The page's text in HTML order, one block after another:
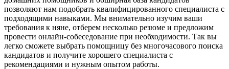
позволяют нам подобрать квалифицированного специалиста с
подходящими навыками. Мы внимательно изучим ваши
требования к няне, отберем несколько резюме и предложим
провести онлайн-собеседование при необходимости. Так вы
легко сможете выбрать помощницу без многочасового поиска
кандидатов и получите хорошего специалиста с
рекомендациями и нужным опытом работы.